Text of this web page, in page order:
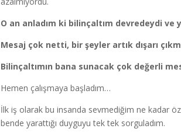
O an anladım ki bilinçaltım devredeydi
Mesaj çok netti, bir şeyler artık dışarı
Bilinçaltımın bana sunacak çok değerli
Hemen çalışmaya başladım…
İlk iş olarak bu insanda sevmediğim ne kadar
bende yarattığı duyguyu tek tek sorguladım.